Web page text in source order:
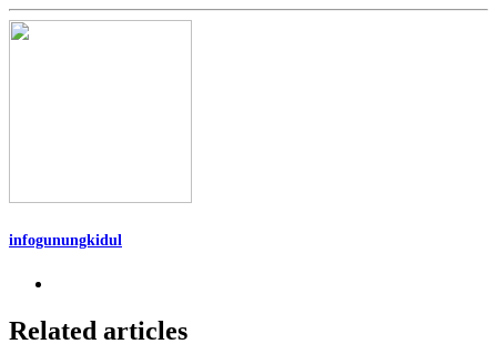
infogunungkidul
Related articles